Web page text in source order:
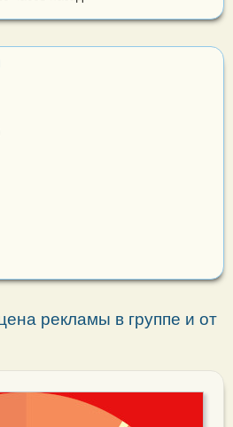
рекламы в группе и от